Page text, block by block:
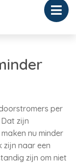
per
zijn
nu minder
naar een
zijn om niet